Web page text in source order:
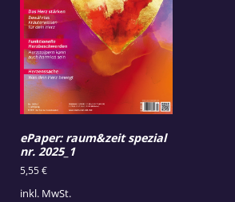
ePaper: raum&zeit spezial
nr. 2025_1
5,55€
inkl. MwSt.